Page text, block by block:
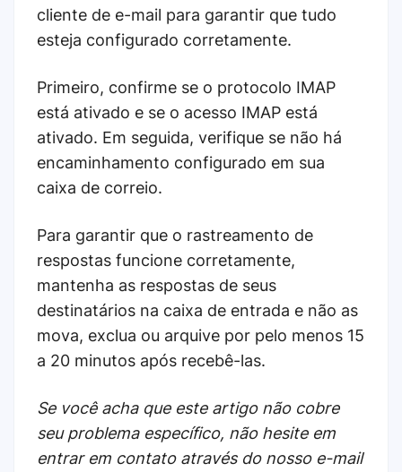
cliente de e-mail para garantir que tudo
esteja configurado corretamente.
Primeiro, confirme se o protocolo IMAP
está ativado e se o acesso IMAP está
ativado. Em seguida, verifique se não há
encaminhamento configurado em sua
caixa de correio.
Para garantir que o rastreamento de
respostas funcione corretamente,
mantenha as respostas de seus
destinatários na caixa de entrada e não as
mova, exclua ou arquive por pelo menos 15
a 20 minutos após recebê-las.
Se você acha que este artigo não cobre
seu problema específico, não hesite em
entrar em contato através do nosso e-mail